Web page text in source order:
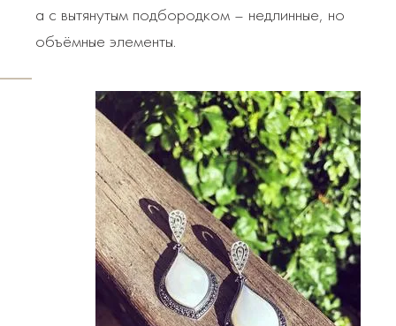
а с вытянутым подбородком – недлинные, но
объёмные элементы.